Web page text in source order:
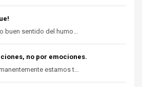
buen sentido del humo...
no por emociones.
estamos t...